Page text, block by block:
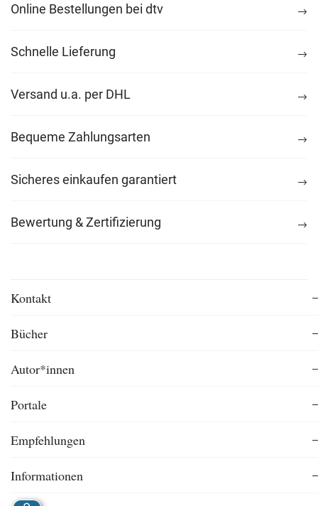
Online Bestellungen bei dtv
Schnelle Lieferung
Versand u.a. per DHL
Bequeme Zahlungsarten
Sicheres einkaufen garantiert
Bewertung & Zertifizierung
Kontakt
Bücher
Autor*innen
Portale
Empfehlungen
Informationen